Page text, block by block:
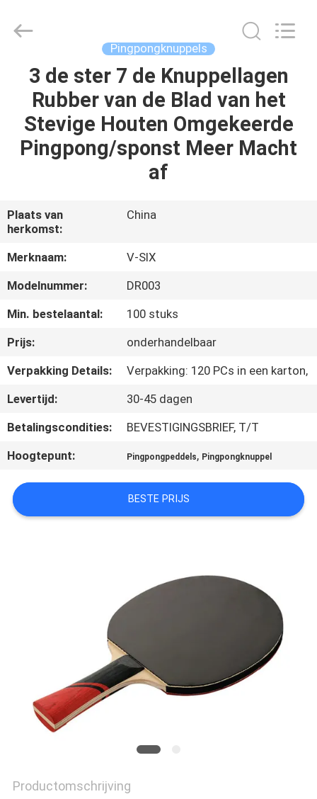
THUIS
PRODUCTEN
FABRIEKSTOCHT
KWALITEITSCONTROLE
NEEM
CONTACT
MET
ONS
OP
VRAAG
EEN
OFFERTE
Ltd..
Pingpongknuppels
3 de ster 7 de Knuppellagen
Rubber van de Blad van het
Stevige Houten Omgekeerde
Pingpong/sponst Meer Macht
af
Plaats van
herkomst:
China
Merknaam:
V-SIX
Modelnummer:
DR003
Min. bestelaantal:
100 stuks
Prijs:
onderhandelbaar
Verpakking Details:
Verpakking: 120 PCs in een karton,
Levertijd:
30-45 dagen
Betalingscondities:
BEVESTIGINGSBRIEF, T/T
Hoogtepunt:
Pingpongpeddels, Pingpongknuppel
BESTE PRIJS
Productomschrijving